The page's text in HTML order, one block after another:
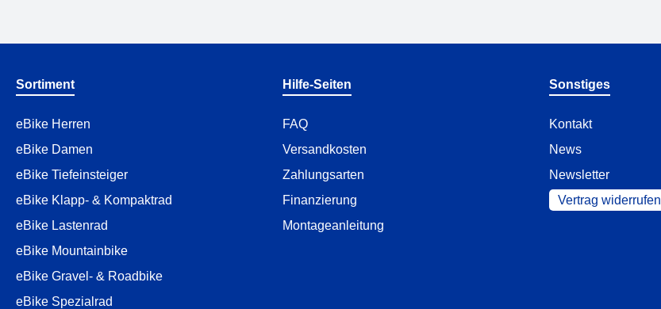
Sortiment
eBike Herren
eBike Damen
eBike Tiefeinsteiger
eBike Klapp- & Kompaktrad
eBike Lastenrad
eBike Mountainbike
eBike Gravel- & Roadbike
eBike Spezialrad
Hilfe-Seiten
FAQ
Versandkosten
Zahlungsarten
Finanzierung
Montageanleitung
Sonstiges
Kontakt
News
Newsletter
Vertrag widerrufen